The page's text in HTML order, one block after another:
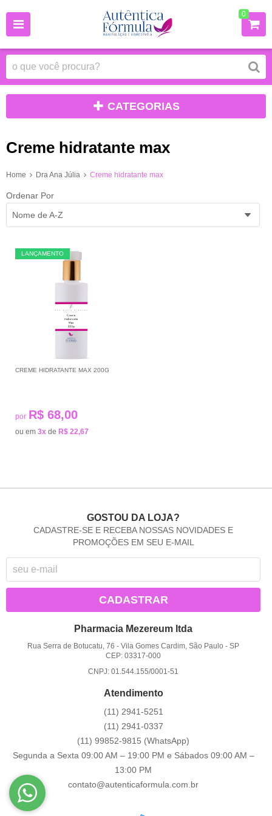
0
CATEGORIAS
Creme hidratante max
Home Dra Ana Júlia Creme hidratante max
Ordenar Por
Nome de A-Z
LANÇAMENTO
CREME HIDRATANTE MAX 200G
por R$ 68,00
ou em 3x de R$ 22,67
GOSTOU DA LOJA?
CADASTRE-SE E RECEBA NOSSAS NOVIDADES E
PROMOÇÕES EM SEU E-MAIL
CADASTRAR
Pharmacia Mezereum ltda
Rua Serra de Botucatu, 76 -Vila Gomes Cardim, São Paulo -SP
CEP: 03317-000
CNPJ: 01.544.155/0001-51
Atendimento
(11) 2941-5251
(11) 2941-0337
(11) 99852-9815 (WhatsApp)
Segunda a Sexta 09:00 AM – 19:00 PM e Sábados 09:00 AM –
13:00 PM
contato@autenticaformula.com.br